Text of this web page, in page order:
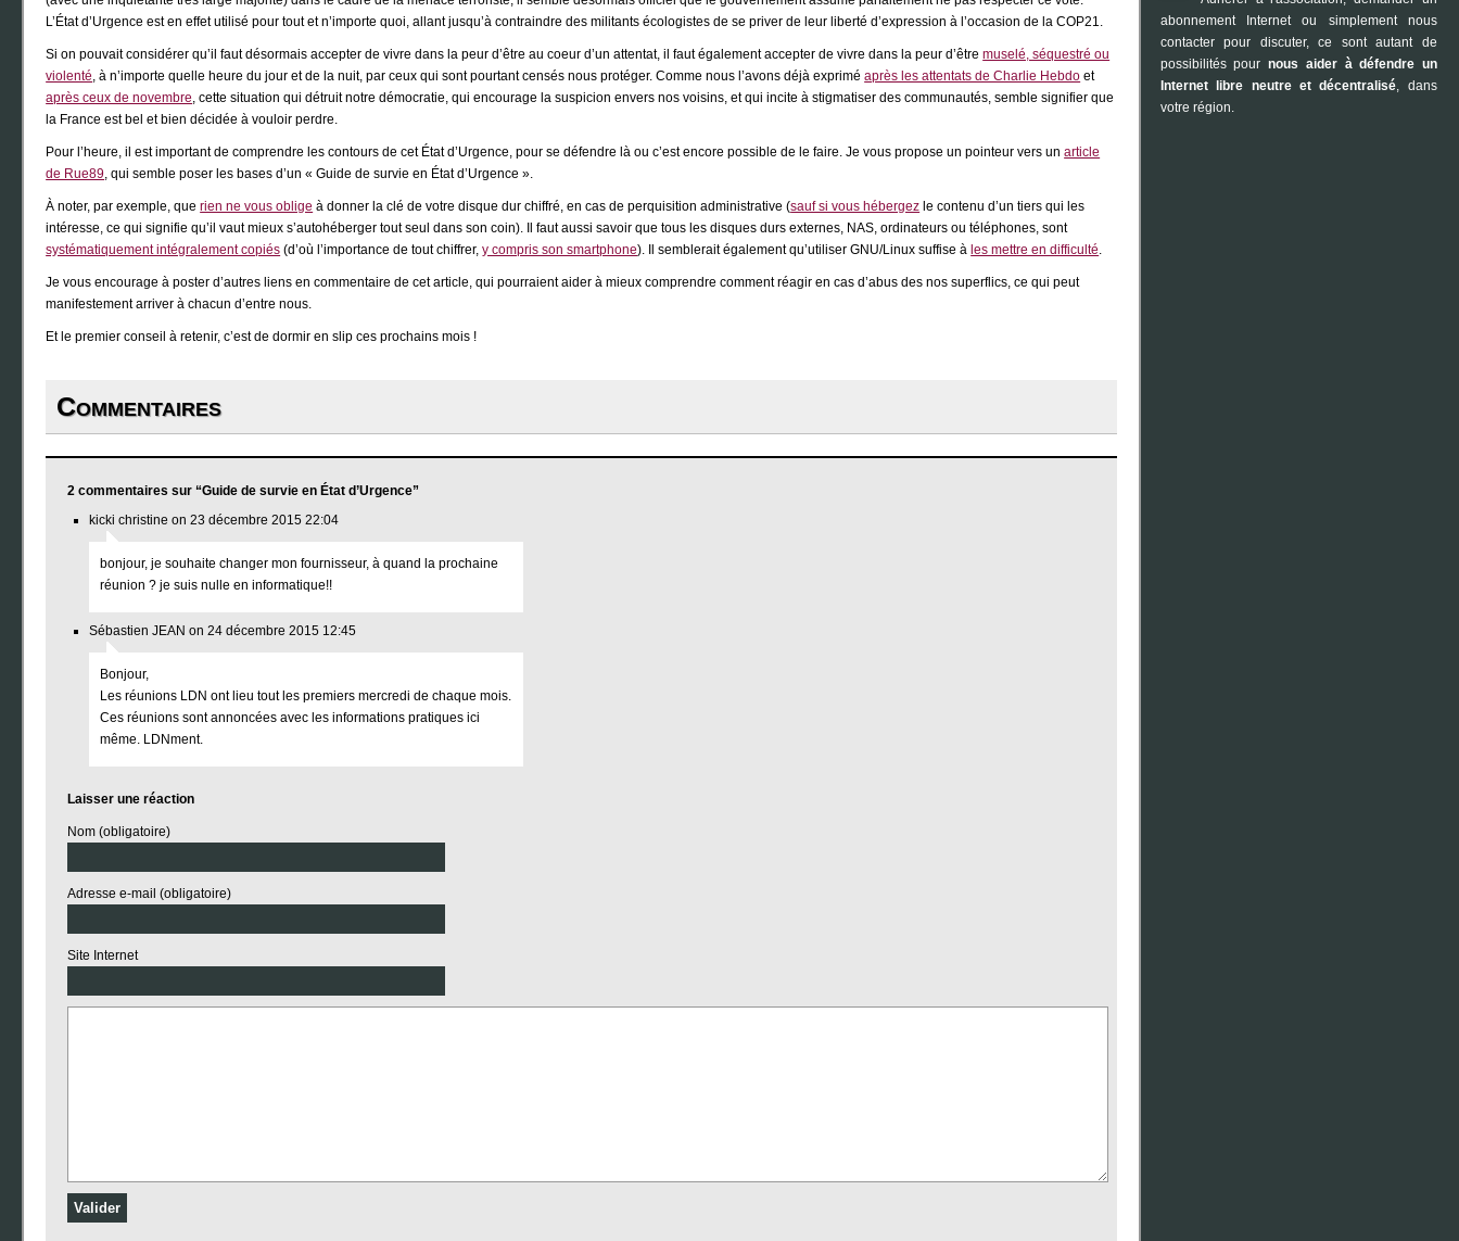
L’État d’Urgence est en effet utilisé pour tout et n’importe quoi, allant jusqu’à contraindre des militants écologistes de se priver de leur liberté d’expression à l’occasion de la COP21.
Si on pouvait considérer qu’il faut désormais accepter de vivre dans la peur d’être au coeur d’un attentat, il faut également accepter de vivre dans la peur d’êtremuselé, séquestré ou
violenté, à n’importe quelle heure du jour et de la nuit, par ceux qui sont pourtant censés nous protéger. Comme nous l’avons déjà expriméaprès les attentats de Charlie Hebdo et
après ceux de novembre, cette situation qui détruit notre démocratie, qui encourage la suspicion envers nos voisins, et qui incite à stigmatiser des communautés, semble signifier que
la France est bel et bien décidée à vouloir perdre.
Pour l’heure, il est important de comprendre les contours de cet État d’Urgence, pour se défendre là ou c’est encore possible de le faire. Je vous propose un pointeur vers unarticle
de Rue89, qui semble poser les bases d’un « Guide de survie en État d’Urgence ».
À noter, par exemple, querien ne vous oblige à donner la clé de votre disque dur chiffré, en cas de perquisition administrative (sauf si vous hébergez le contenu d’un tiers qui les
intéresse, ce qui signifie qu’il vaut mieux s’autohéberger tout seul dans son coin). Il faut aussi savoir que tous les disques durs externes, NAS, ordinateurs ou téléphones, sont
systématiquement intégralement copiés (d’où l’importance de tout chiffrer,y compris son smartphone). Il semblerait également qu’utiliser GNU/Linux suffise à les mettre en difficulté.
Je vous encourage à poster d’autres liens en commentaire de cet article, qui pourraient aider à mieux comprendre comment réagir en cas d’abus des nos superflics, ce qui peut
manifestement arriver à chacun d’entre nous.
Et le premier conseil à retenir, c’est de dormir en slip ces prochains mois !
Commentaires
2 commentaires sur “Guide de survie en État d’Urgence”
kicki christine on 23 décembre 2015 22:04
bonjour, je souhaite changer mon fournisseur, à quand la prochaine
réunion ? je suis nulle en informatique!!
Sébastien JEAN on 24 décembre 2015 12:45
Bonjour,
Les réunions LDN ont lieu tout les premiers mercredi de chaque mois.
Ces réunions sont annoncées avec les informations pratiques ici
même. LDNment.
Laisser une réaction
Nom (obligatoire)
Adresse e-mail (obligatoire)
Site Internet
abonnement Internet ou simplement nous
contacter pour discuter, ce sont autant de
possibilités pournous aider à défendre un
Internet libre neutre et décentralisé, dans
votre région.